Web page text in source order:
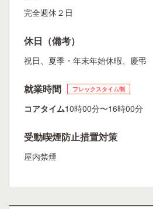
完全週休２日
休日（備考）
祝日、夏季・年末年始休暇、慶弔
就業時間 フレックスタイム制
コアタイム10時00分〜16時00分
受動喫煙防止措置対策
屋内禁煙